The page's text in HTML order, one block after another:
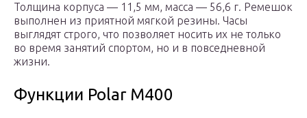
Толщина корпуса — 11,5 мм, масса — 56,6 г. Ремешок
выполнен из приятной мягкой резины. Часы
выглядят строго, что позволяет носить их не только
во время занятий спортом, но и в повседневной
жизни.
Функции Polar M400